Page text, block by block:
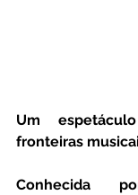
Um
fronteiras
Conhecida